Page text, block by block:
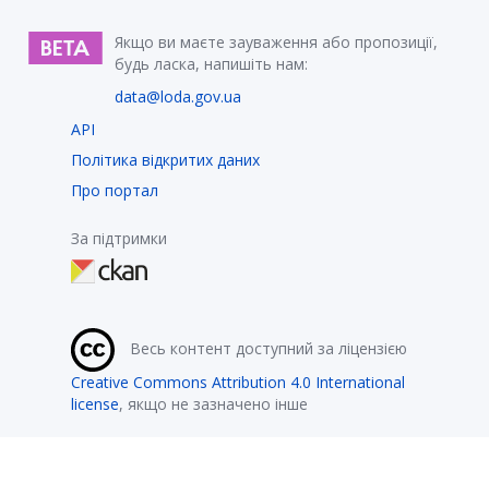
Якщо ви маєте зауваження або пропозиції,
будь ласка, напишіть нам:
data@loda.gov.ua
API
Політика відкритих даних
Про портал
За підтримки
Весь контент доступний за ліцензією
Creative Commons Attribution 4.0 International
license, якщо не зазначено інше